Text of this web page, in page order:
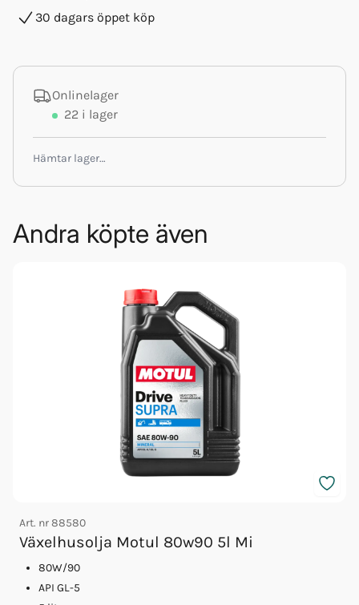
30 dagars öppet köp
Onlinelager
22 i lager
Hämtar lager…
Andra köpte även
Art. nr88580
Växelhusolja Motul 80w90 5l Mi
80W/90
API GL-5